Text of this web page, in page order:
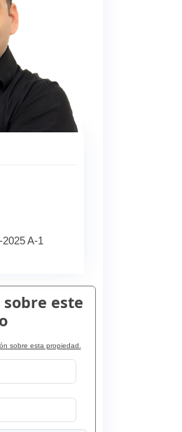
A-1
este
sobre esta propiedad.